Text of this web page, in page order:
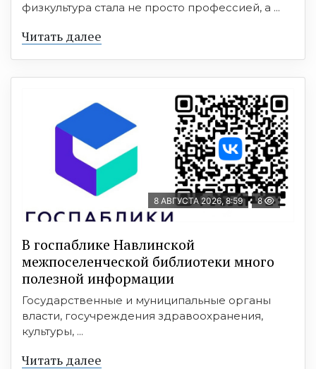
физкультура стала не просто профессией, а ...
Читать далее
8 АВГУСТА 2026, 8:59 8
В госпаблике Навлинской
межпоселенческой библиотеки много
полезной информации
Государственные и муниципальные органы
власти, госучреждения здравоохранения,
культуры, ...
Читать далее